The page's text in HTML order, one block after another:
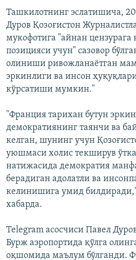
Ташкилотнинг эслатишича,
Дуров Қозоғистон
мукофотига "айнан
позицияси учун" сазовор
олиниши ривожланаётган
эркинлиги ва инсон
кўрсатиши мумкин."
"Франция тарихан бутун
демократиянинг таянчи ва
келган, шунинг учун
уюшмаси холис текширув
натижасида демократия
берадиган адолатли ва
келинишига умид
хабарда.
Telegram асосчиси Павел
Бурж аэропортида қўлга
оқшомида маълум бўлганди.